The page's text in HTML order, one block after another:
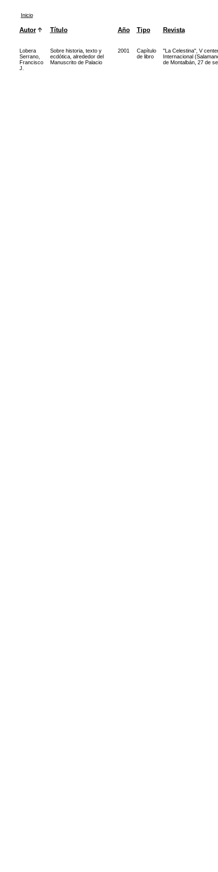
Inicio
Autor Título Año Tipo Revista
Lobera
Serrano,
Francisco
J.
Sobre historia, texto y
ecdótica, alrededor del
Manuscrito de Palacio
2001
Capítulo
de libro
"La Celestina", V
Internacional
de Montalbán, 27 de